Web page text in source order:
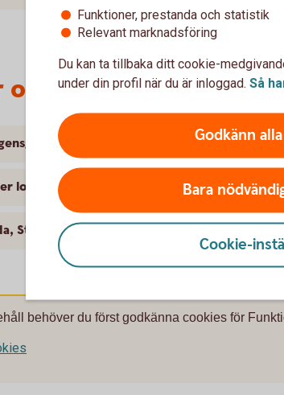
och svar
till Nordafrika?
lokalt i exempelvis Indien?
Standbyremburs eller Garanti?
behöver du först godkänna cookies för
Funktioner, prestanda och statistik
Relevant marknadsföring
Du kan ta tillbaka ditt cookie-
under din profil när du är inloggad. Så
Godkänn
Bara
Cookie-